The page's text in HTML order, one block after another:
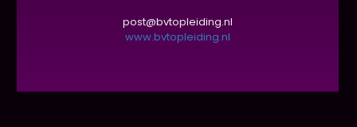
post@bvtopleiding.nl
www.bvtopleiding.nl